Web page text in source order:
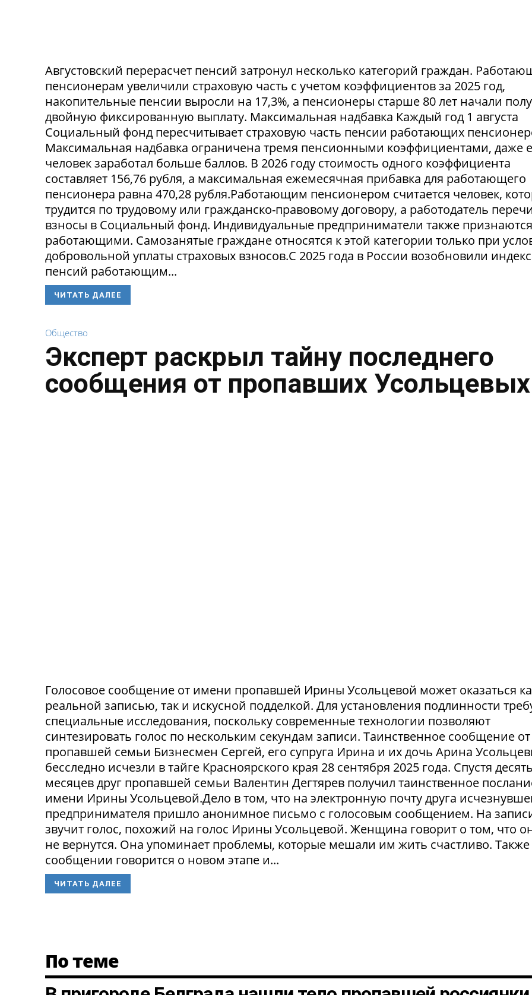
Августовский перерасчет пенсий затронул несколько категорий граждан.
пенсионерам увеличили страховую часть с учетом коэффициентов за 2025 год,
накопительные пенсии выросли на 17,3%, а пенсионеры старше 80 лет начали
двойную фиксированную выплату. Максимальная надбавка Каждый год 1 августа
Социальный фонд пересчитывает страховую часть пенсии работающих
Максимальная надбавка ограничена тремя пенсионными коэффициентами, даже
человек заработал больше баллов. В 2026 году стоимость одного коэффициента
составляет 156,76 рубля, а максимальная ежемесячная прибавка для работающего
пенсионера равна 470,28 рубля.Работающим пенсионером считается человек,
трудится по трудовому или гражданско-правовому договору, а работодатель
взносы в Социальный фонд. Индивидуальные предприниматели также признаются
работающими. Самозанятые граждане относятся к этой категории только при
добровольной уплаты страховых взносов.С 2025 года в России возобновили
пенсий работающим...
ЧИТАТЬ ДАЛЕЕ
Общество
Эксперт раскрыл тайну последнего
сообщения от пропавших Усольцевых
Голосовое сообщение от имени пропавшей Ирины Усольцевой может оказаться
реальной записью, так и искусной подделкой. Для установления подлинности
специальные исследования, поскольку современные технологии позволяют
синтезировать голос по нескольким секундам записи. Таинственное сообщение от
пропавшей семьи Бизнесмен Сергей, его супруга Ирина и их дочь Арина
бесследно исчезли в тайге Красноярского края 28 сентября 2025 года. Спустя десять
месяцев друг пропавшей семьи Валентин Дегтярев получил таинственное
имени Ирины Усольцевой.Дело в том, что на электронную почту друга
предпринимателя пришло анонимное письмо с голосовым сообщением. На
звучит голос, похожий на голос Ирины Усольцевой. Женщина говорит о том, что
не вернутся. Она упоминает проблемы, которые мешали им жить счастливо. Также
сообщении говорится о новом этапе и...
ЧИТАТЬ ДАЛЕЕ
По теме